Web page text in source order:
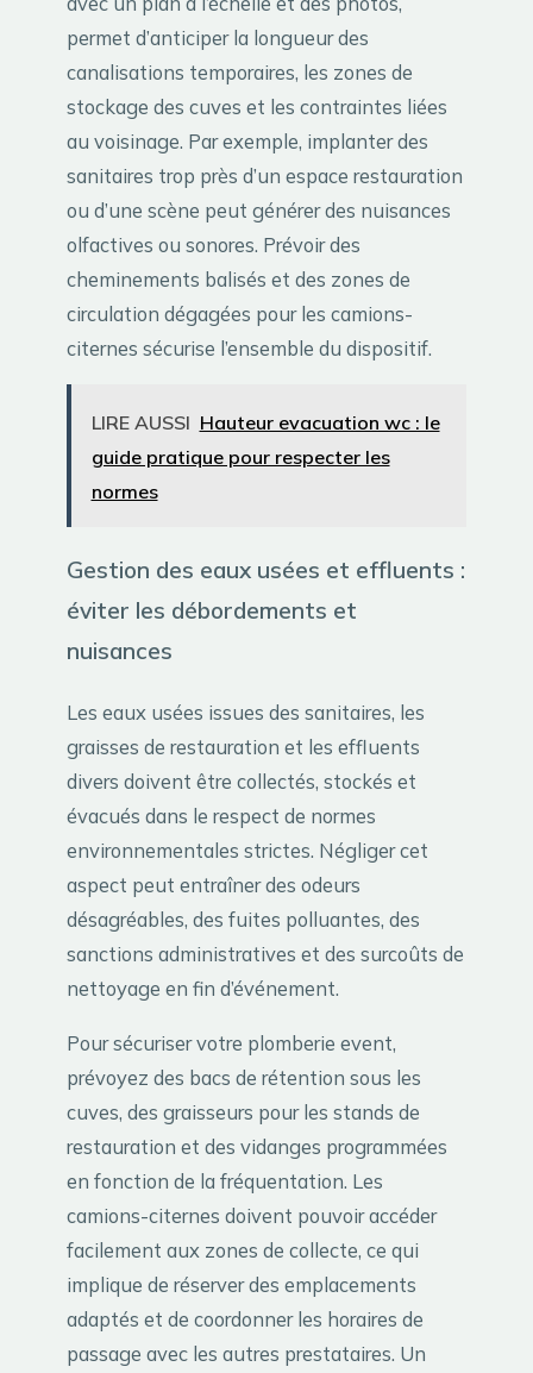
permet d’anticiper la longueur des
canalisations temporaires, les zones de
stockage des cuves et les contraintes liées
au voisinage. Par exemple, implanter des
sanitaires trop près d’un espace restauration
ou d’une scène peut générer des nuisances
olfactives ou sonores. Prévoir des
cheminements balisés et des zones de
circulation dégagées pour les camions-
citernes sécurise l’ensemble du dispositif.
LIRE AUSSI Hauteur evacuation wc : le
guide pratique pour respecter les
normes
Gestion des eaux usées et effluents :
éviter les débordements et
nuisances
Les eaux usées issues des sanitaires, les
graisses de restauration et les effluents
divers doivent être collectés, stockés et
évacués dans le respect de normes
environnementales strictes. Négliger cet
aspect peut entraîner des odeurs
désagréables, des fuites polluantes, des
sanctions administratives et des surcoûts de
nettoyage en fin d’événement.
Pour sécuriser votre plomberie event,
prévoyez des bacs de rétention sous les
cuves, des graisseurs pour les stands de
restauration et des vidanges programmées
en fonction de la fréquentation. Les
camions-citernes doivent pouvoir accéder
facilement aux zones de collecte, ce qui
implique de réserver des emplacements
adaptés et de coordonner les horaires de
passage avec les autres prestataires. Un